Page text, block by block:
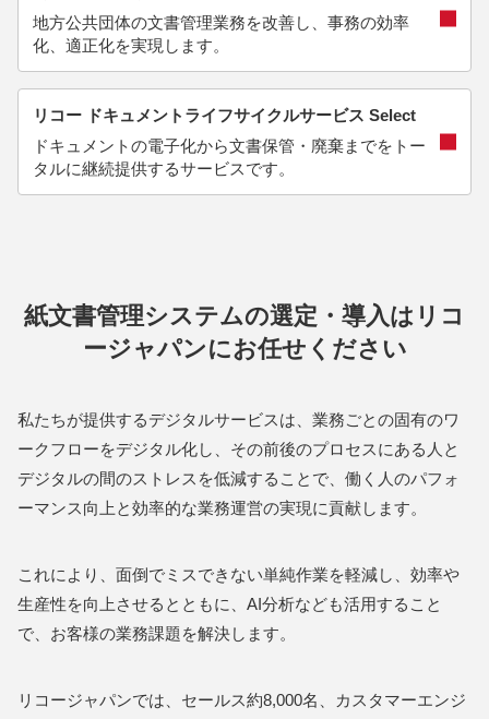
地方公共団体の文書管理業務を改善し、事務の効率
化、適正化を実現します。
リコー ドキュメントライフサイクルサービス Select
ドキュメントの電子化から文書保管・廃棄までをトー
タルに継続提供するサービスです。
紙文書管理システムの選定・導入はリコ
ージャパンにお任せください
私たちが提供するデジタルサービスは、業務ごとの固有のワ
ークフローをデジタル化し、その前後のプロセスにある人と
デジタルの間のストレスを低減することで、働く人のパフォ
ーマンス向上と効率的な業務運営の実現に貢献します。
これにより、面倒でミスできない単純作業を軽減し、効率や
生産性を向上させるとともに、AI分析なども活用すること
で、お客様の業務課題を解決します。
リコージャパンでは、セールス約8,000名、カスタマーエンジ